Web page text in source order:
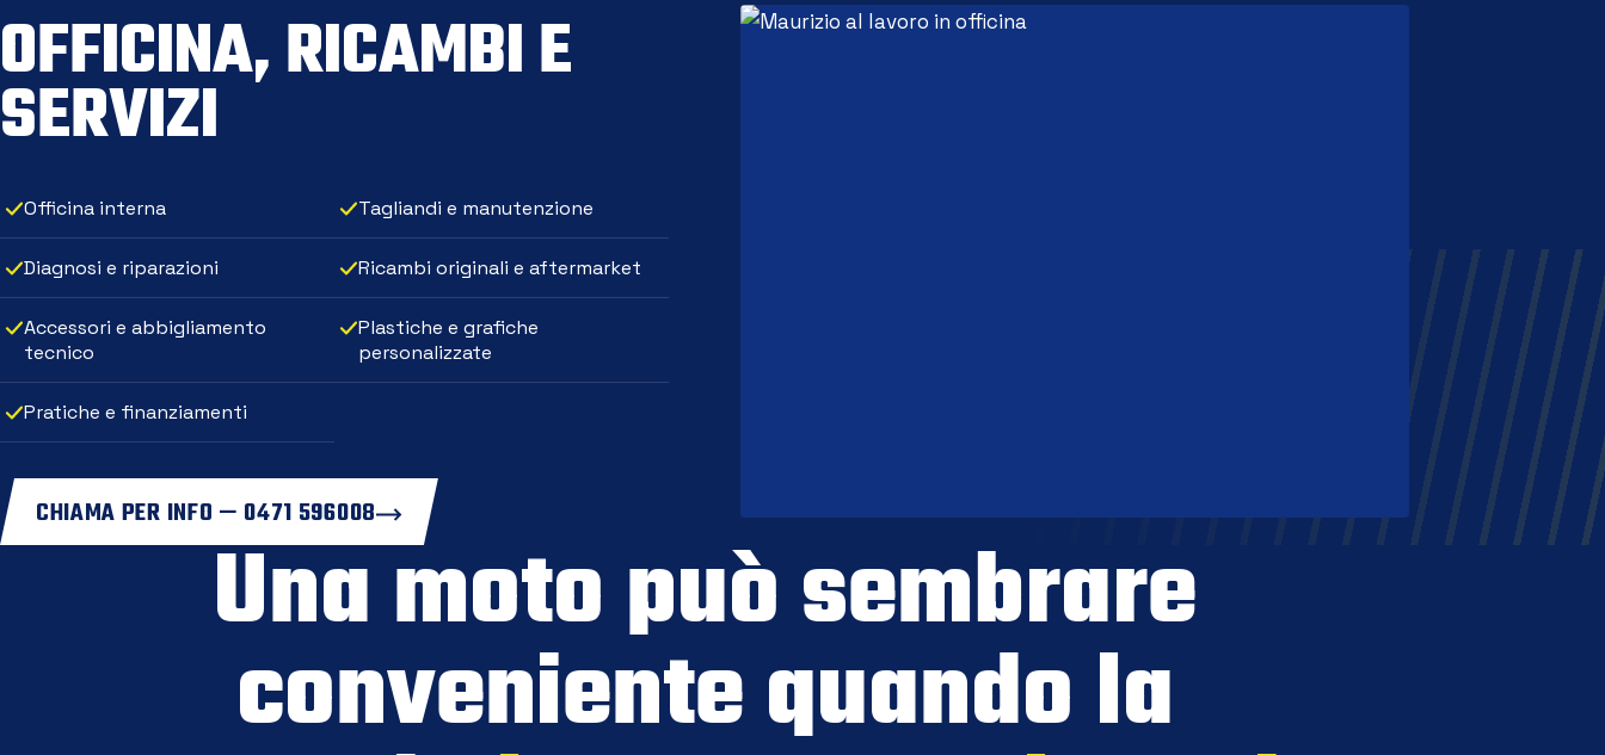
OFFICINA, RICAMBI E
SERVIZI
Officina interna Tagliandi e manutenzione
Diagnosi e riparazioni Ricambi originali e aftermarket
Accessori e abbigliamento
tecnico
Plastiche e grafiche
personalizzate
Pratiche e finanziamenti
CHIAMA PER INFO — 0471 596008
Una moto può sembrare
conveniente quando la